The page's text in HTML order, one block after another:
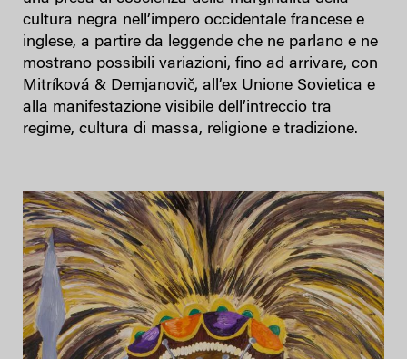
cultura negra nell’impero occidentale francese e
inglese, a partire da leggende che ne parlano e ne
mostrano possibili variazioni, fino ad arrivare, con
Mitríková & Demjanovič, all’ex Unione Sovietica e
alla manifestazione visibile dell’intreccio tra
regime, cultura di massa, religione e tradizione.